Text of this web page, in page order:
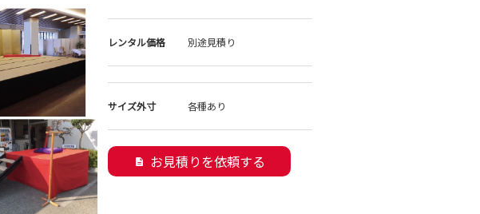
レンタル価格 別途見積り
サイズ外寸 各種あり
description お見積りを依頼する